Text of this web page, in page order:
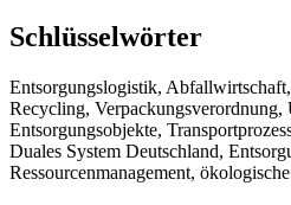
Schlüsselwörter
Entsorgungslogistik,
Recycling, Verpackungsverordnung,
Entsorgungsobjekte,
Duales System Deutschland,
Ressourcenmanagement,